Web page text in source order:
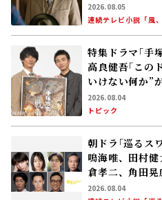
(上坂樹里)は看
恋)の夫・太助(
る
連続テレビ小説「風
注目
豊臣兄弟！コ
秀に大勝利！
の道”を歩み始め